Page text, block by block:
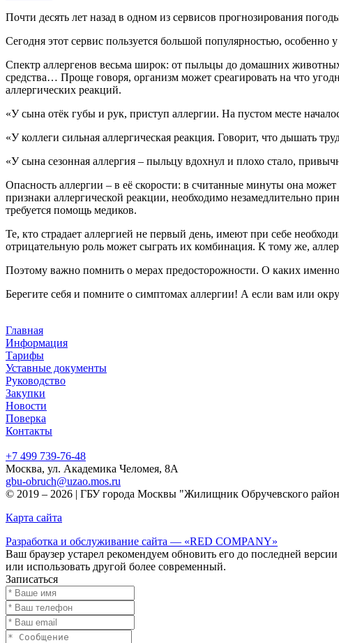
Почти десять лет назад в одном из сервисов прогнозирования
Сегодня этот сервис пользуется большой популярностью,
Спектр аллергенов весьма широк: от пыльцы до домашних
средства… Проще говоря, организм может среагировать на что
аллергических реакций.
«У сына отёк губы и рук, приступ аллергии. На пустом месте
«У коллеги сильная аллергическая реакция. Говорит, что дышать
«У сына сезонная аллергия – пыльцу вдохнул и плохо стало,
Опасность аллергии – в её скорости: в считанные минуты она
признаки аллергической реакции, необходимо незамедлительно
требуется помощь медиков.
Те, кто страдает аллергией не первый день, имеют при себе
отрицательную роль может сыграть их комбинация. К тому же,
Поэтому важно помнить о мерах предосторожности. О каких
Берегите себя и помните о симптомах аллергии! А если вам или
Главная
Информация
Тарифы
Уставные документы
Руководство
Закупки
Новости
Поверка
Контакты
+7 499 739-76-48
Москва, ул. Академика Челомея, 8А
gbu-obruch@uzao.mos.ru
© 2019 – 2026 | ГБУ города Москвы "Жилищник Обручевского
Карта сайта
Разработка и обслуживание сайта — «RED COMPANY»
Ваш браузер устарел рекомендуем обновить его до последней версии
или использовать другой более современный.
Записаться